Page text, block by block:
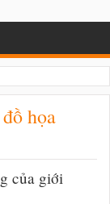
họa
của giới